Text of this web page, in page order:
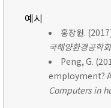
예시
홍장원.
국해양환경공학
Peng, G.
employment?
Computers in